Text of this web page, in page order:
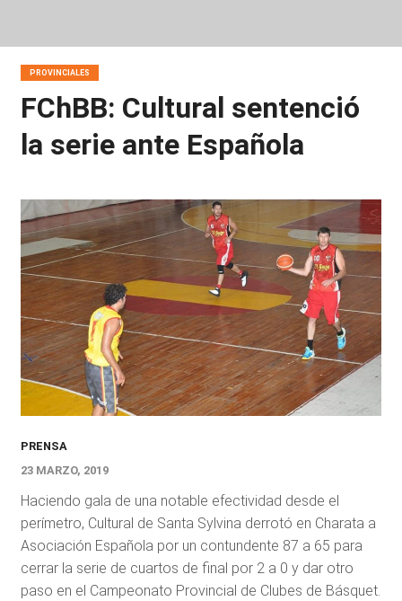
PROVINCIALES
FChBB: Cultural sentenció
la serie ante Española
PRENSA
23 MARZO, 2019
Haciendo gala de una notable efectividad desde el
perímetro, Cultural de Santa Sylvina derrotó en Charata a
Asociación Española por un contundente 87 a 65 para
cerrar la serie de cuartos de final por 2 a 0 y dar otro
paso en el Campeonato Provincial de Clubes de Básquet.